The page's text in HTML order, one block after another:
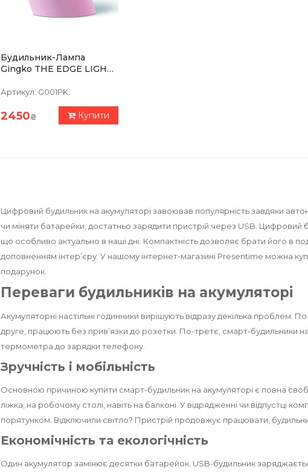
Будильник-Лампа
Gingko THE EDGE LIGHT
Яскравості, Рожевий
Артикул: G001PK.
2450₴ Купити
Цифровий будильник на акумуляторі завоював популярність завдяки
чи міняти батарейки, достатньо зарядити пристрій через USB. Цифровий
що особливо актуально в наші дні. Компактність дозволяє брати його в
доповненням інтер’єру. У нашому інтернет-магазині Presentime можна
подарунок.
Переваги будильників на акумуляторі
Акумуляторні настільні годинники вирішують відразу декілька
друге, працюють без прив’язки до розетки. По-третє, смарт-будильники на
термометра до зарядки телефону.
Зручність і мобільність
Основною причиною купити смарт-будильник на акумуляторі є повна
ліжка, на робочому столі, навіть на балконі. У відрядженні чи відпустці
порятунком. Відключили світло? Пристрій продовжує працювати,
Економічність та екологічність
Один акумулятор замінює десятки батарейок. USB-будильник